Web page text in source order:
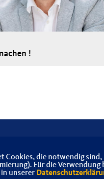
!
KONTAKT
Cookies, die notwendig
Für die
unserer